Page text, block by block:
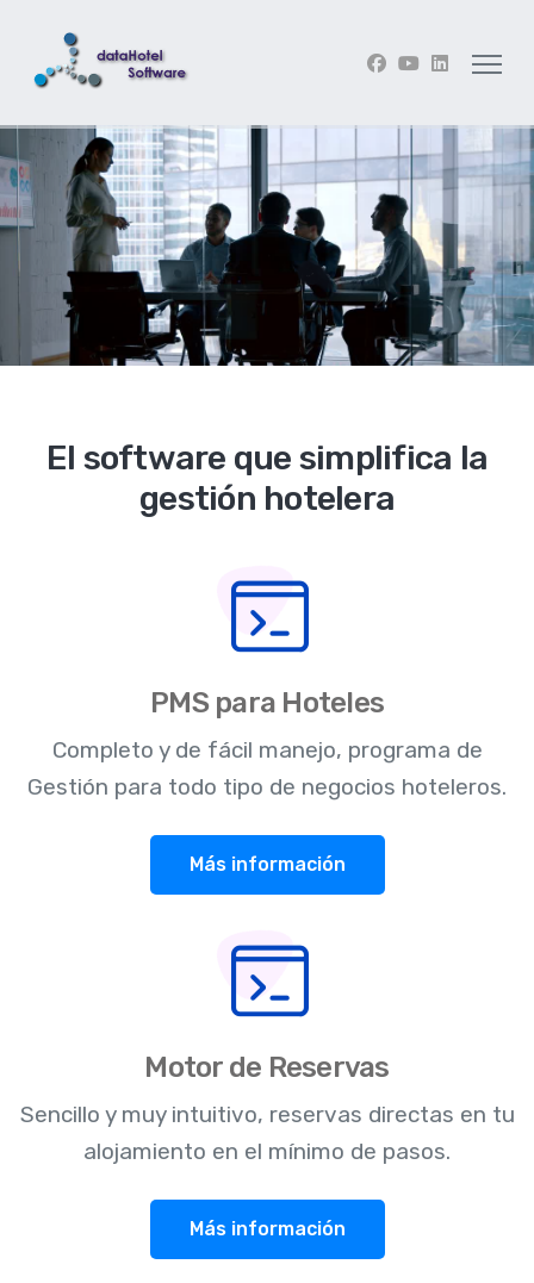
El software que simplifica la
gestión hotelera
PMS para Hoteles
Completo y de fácil manejo, programa de
Gestión para todo tipo de negocios hoteleros.
Más información
Motor de Reservas
Sencillo y muy intuitivo, reservas directas en tu
alojamiento en el mínimo de pasos.
Más información